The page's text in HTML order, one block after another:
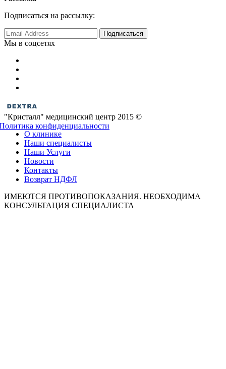
Подписаться на рассылку:
Мы в соцсетях
"Кристалл" медицинский центр 2015 ©
конфиденциальности
О клинике
Наши специалисты
Наши Услуги
Новости
Контакты
Возврат НДФЛ
ИМЕЮТСЯ ПРОТИВОПОКАЗАНИЯ. НЕОБХОДИМА
КОНСУЛЬТАЦИЯ СПЕЦИАЛИСТА